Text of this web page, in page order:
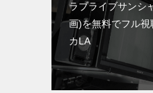
ラブライブサンシ
画)を無料でフル視
カLA